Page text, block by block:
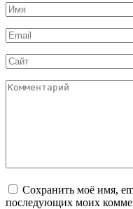
Имя
Email
Сайт
Комментарий
Сохранить моё имя,
последующих моих